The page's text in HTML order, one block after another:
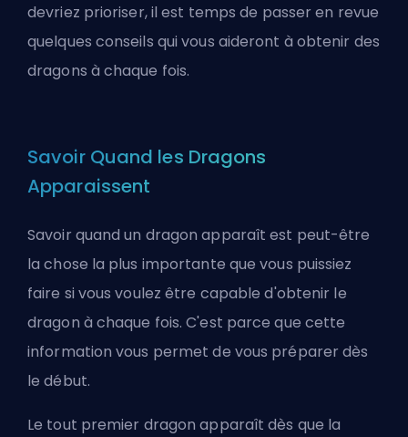
devriez prioriser, il est temps de passer en revue
quelques conseils qui vous aideront à obtenir des
dragons à chaque fois.
Savoir Quand les Dragons
Apparaissent
Savoir quand un dragon apparaît est peut-être
la chose la plus importante que vous puissiez
faire si vous voulez être capable d'obtenir le
dragon à chaque fois. C'est parce que cette
information vous permet de vous préparer dès
le début.
Le tout premier dragon apparaît dès que la